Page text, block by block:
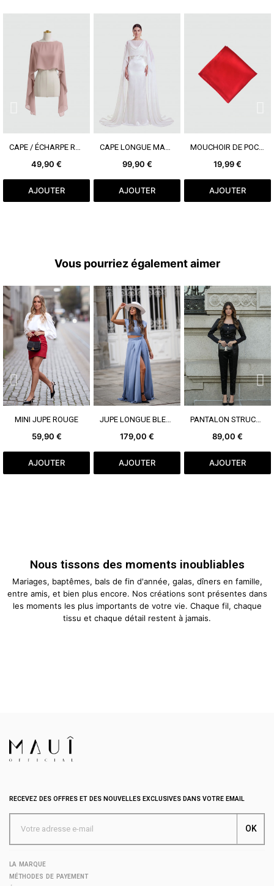
VOIR PLUS
49,90 €
AJOUTER
VOIR PLUS
99,90 €
AJOUTER
VOIR PLUS
19,99 €
AJOUTER
Vous pourriez également aimer
VOIR PLUS
MINI JUPE ROUGE
59,90 €
AJOUTER
VOIR PLUS
179,00 €
AJOUTER
VOIR PLUS
89,00 €
AJOUTER
Nous tissons des moments inoubliables
Mariages, baptêmes, bals de fin d'année, galas, dîners en famille,
entre amis, et bien plus encore. Nos créations sont présentes dans
les moments les plus importants de votre vie. Chaque fil, chaque
tissu et chaque détail restent à jamais.
RECEVEZ DES OFFRES ET DES NOUVELLES EXCLUSIVES DANS VOTRE EMAIL
LA MARQUE
MÉTHODES DE PAYEMENT